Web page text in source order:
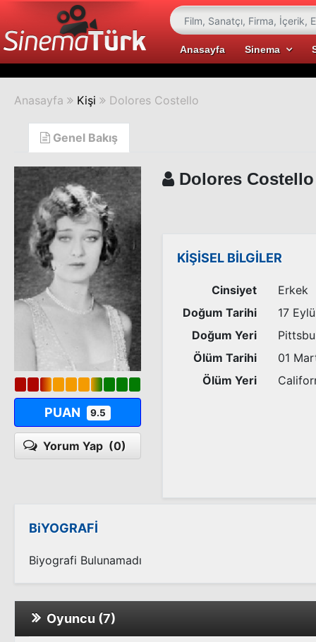
Anasayfa Sinema
Anasayfa Kişi Dolores Costello
Genel Bakış
PUAN 9.5
Yorum Yap (0)
Dolores Costello
KİŞİSEL BİLGİLER
Cinsiyet
Erkek
Doğum Tarihi
17
Doğum Yeri
Ölüm Tarihi
01
Ölüm Yeri
BiYOGRAFİ
Biyografi Bulunamadı
Oyuncu (7)